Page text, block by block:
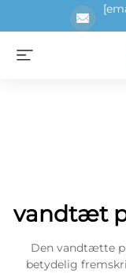
vandtæt
Den vandtætte
betydelig